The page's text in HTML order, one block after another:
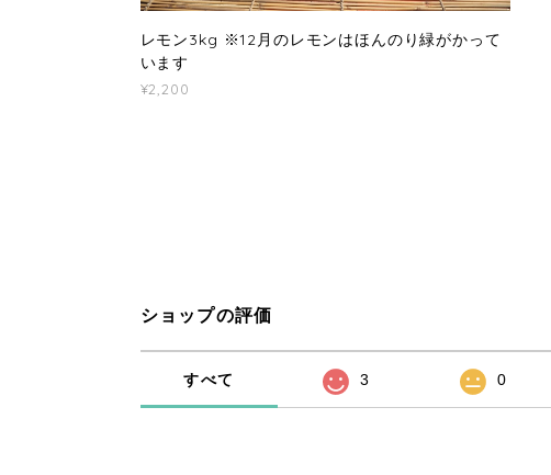
レモン3kg ※12月のレモンはほんのり緑がかって
います
¥2,200
ショップの評価
すべて 3 0